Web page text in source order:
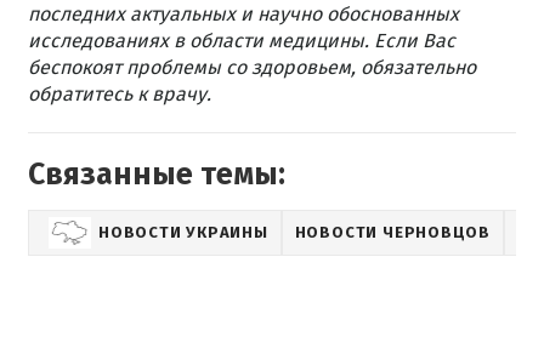
последних актуальных и научно обоснованных
исследованиях в области медицины. Если Вас
беспокоят проблемы со здоровьем, обязательно
обратитесь к врачу.
Связанные темы:
НОВОСТИ УКРАИНЫ НОВОСТИ ЧЕРНОВЦОВ